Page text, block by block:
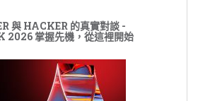
與 HACKER 的真實對談 -
2026 掌握先機，從這裡開始